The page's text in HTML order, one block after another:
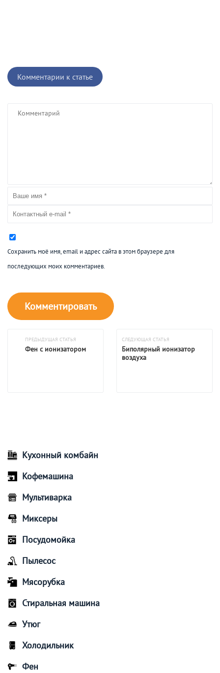
Комментарии к статье
Сохранить моё имя, email и адрес сайта в этом браузере для
последующих моих комментариев.
ПРЕДЫДУЩАЯ СТАТЬЯ
Фен с ионизатором
СЛЕДУЮЩАЯ СТАТЬЯ
Биполярный ионизатор
воздуха
Кухонный комбайн
Кофемашина
Мультиварка
Миксеры
Посудомойка
Пылесос
Мясорубка
Стиральная машина
Утюг
Холодильник
Фен